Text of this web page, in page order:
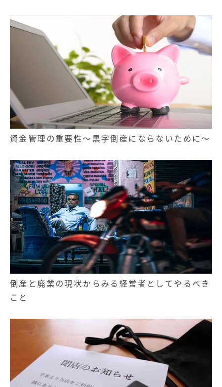
資金管理の重要性～黒字倒産にならないために～
倒産と廃業の現状からみる経営者としてやるべき
こと